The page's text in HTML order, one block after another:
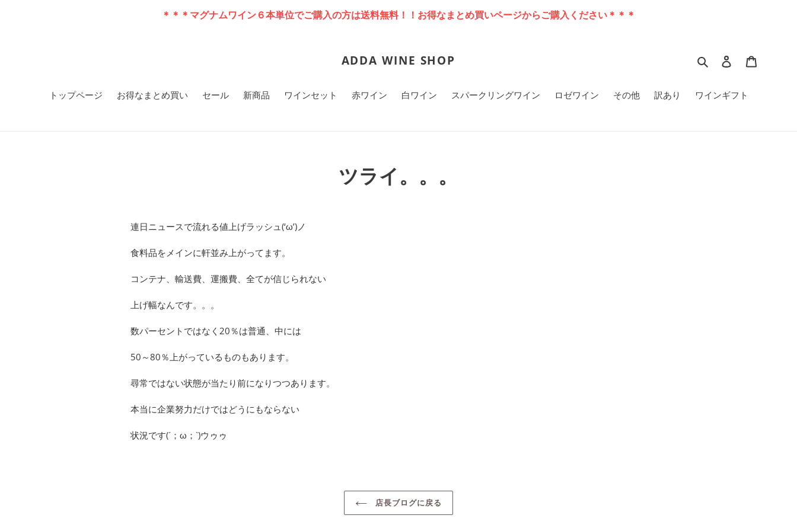
＊＊＊マグナムワイン６本単位でご購入の方は送料無料！！お得なまとめ買いページからご購入ください＊＊＊
ADDA WINE SHOP 検索 ログイン
トップページ お得なまとめ買い セール 新商品 ワインセット 赤ワイン 白ワイン スパークリングワイン ロゼワイン その他 訳あり ワインギフト
ツライ。。。
連日ニュースで流れる値上げラッシュ(‘ω’)ノ
食料品をメインに軒並み上がってます。
コンテナ、輸送費、運搬費、全てが信じられない
上げ幅なんです。。。
数パーセントではなく20 ％は普通、中には
50 ～80 ％上がっているものもあります。
尋常ではない状態が当たり前になりつつあります。
本当に企業努力だけではどうにもならない
状況です(´；ω；`)ウゥゥ
店長ブログに戻る